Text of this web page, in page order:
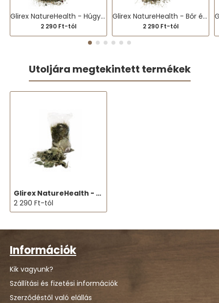
Glirex NatureHealth - Húgyutak (széna és gyógynövénykeverék)
2 290 Ft-tól
Glirex NatureHealth - Bőr és szőrzet (széna és gyógynövénykeverék)
2 290 Ft-tól
Utoljára megtekintett termékek
Glirex NatureHealth - Légutak (széna és gyógynövénykeverék)
2 290 Ft-tól
Információk
Kik vagyunk?
Szállítási és fizetési információk
Szerződéstől való elállás